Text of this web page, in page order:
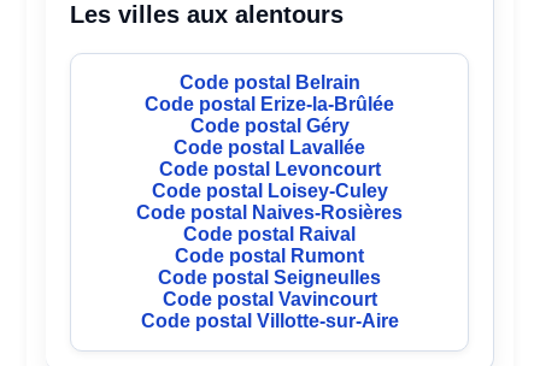
Les villes aux alentours
Code postal Belrain
Code postal Erize-la-Brûlée
Code postal Géry
Code postal Lavallée
Code postal Levoncourt
Code postal Loisey-Culey
Code postal Naives-Rosières
Code postal Raival
Code postal Rumont
Code postal Seigneulles
Code postal Vavincourt
Code postal Villotte-sur-Aire